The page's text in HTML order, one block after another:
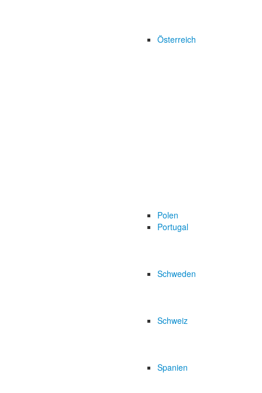
Österreich
Polen
Portugal
Schweden
Schweiz
Spanien